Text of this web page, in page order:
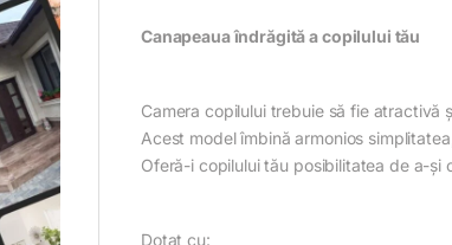
Canapeaua îndrăgită a copilului tău
Camera copilului trebuie să fie atractivă
Acest model îmbină armonios
Oferă-i copilului tău posibilitatea de a-și
Dotat cu: